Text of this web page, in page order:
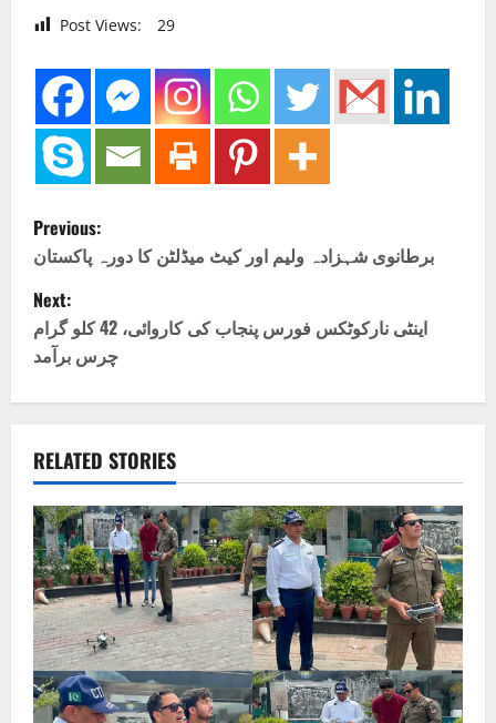
Post Views: 29
P
o
s
t
n
a
v
i
g
a
t
Previous:
برطانوی شہزادہ ولیم اور کیٹ میڈلٹن کا دورہ پاکستان
Next:
اینٹی نارکوٹکس فورس پنجاب کی کاروائی، 42 کلو گرام
چرس برآمد
RELATED STORIES